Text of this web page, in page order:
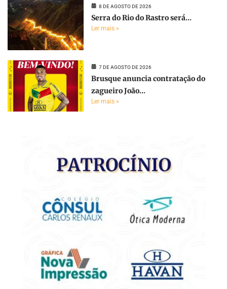
8 DE AGOSTO DE 2026
Serra do Rio do Rastro será...
Ler mais »
7 DE AGOSTO DE 2026
Brusque anuncia contratação do
zagueiro João...
Ler mais »